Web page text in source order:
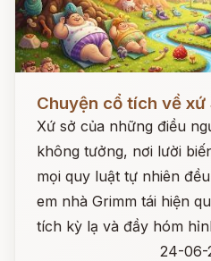
Chuyện cổ tích về
Xứ sở của những điều
không tưởng, nơi lười
mọi quy luật tự nhiên
em nhà Grimm tái hiện
tích kỳ lạ và đầy hóm
24-06-